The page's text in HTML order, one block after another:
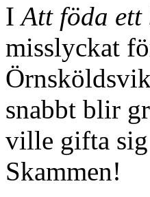
IAtt föda ett
misslyckat
snabbt blir
ville gifta sig
Skammen!